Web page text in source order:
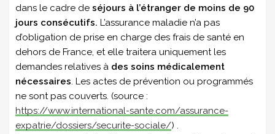
dans le cadre de séjours à l’étranger de moins de 90
jours consécutifs. L’assurance maladie n’a pas
d’obligation de prise en charge des frais de santé en
dehors de France, et elle traitera uniquement les
demandes relatives à des soins médicalement
nécessaires. Les actes de prévention ou programmés
ne sont pas couverts. (source :
https://www.international-sante.com/assurance-
expatrie/dossiers/securite-sociale/) .